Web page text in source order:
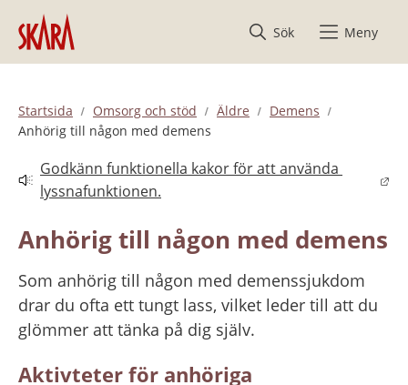
Hoppa till innehåll
Sök
Meny
Startsida Omsorg och stöd Äldre
Demens
Anhörig till någon med demens
Godkänn funktionella kakor för att använda
lyssnafunktionen.
Länk till annan webbplats.
Anhörig till någon med demens
Som anhörig till någon med demenssjukdom
drar du ofta ett tungt lass, vilket leder till att du
glömmer att tänka på dig själv.
Aktivteter för anhöriga